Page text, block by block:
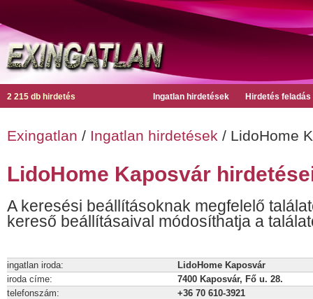
2 215 db hirdetés Ingatlan hirdetések Hirdetés feladás
Exingatlan / Ingatlan hirdetések / LidoHome
LidoHome Kaposvár
A keresési beállításoknak megfelelő
kereső beállításaival módosíthatja a
ingatlan iroda:
LidoHome Kaposvár
iroda címe:
7400 Kaposvár, Fő u. 28.
telefonszám:
+36 70 610-3921